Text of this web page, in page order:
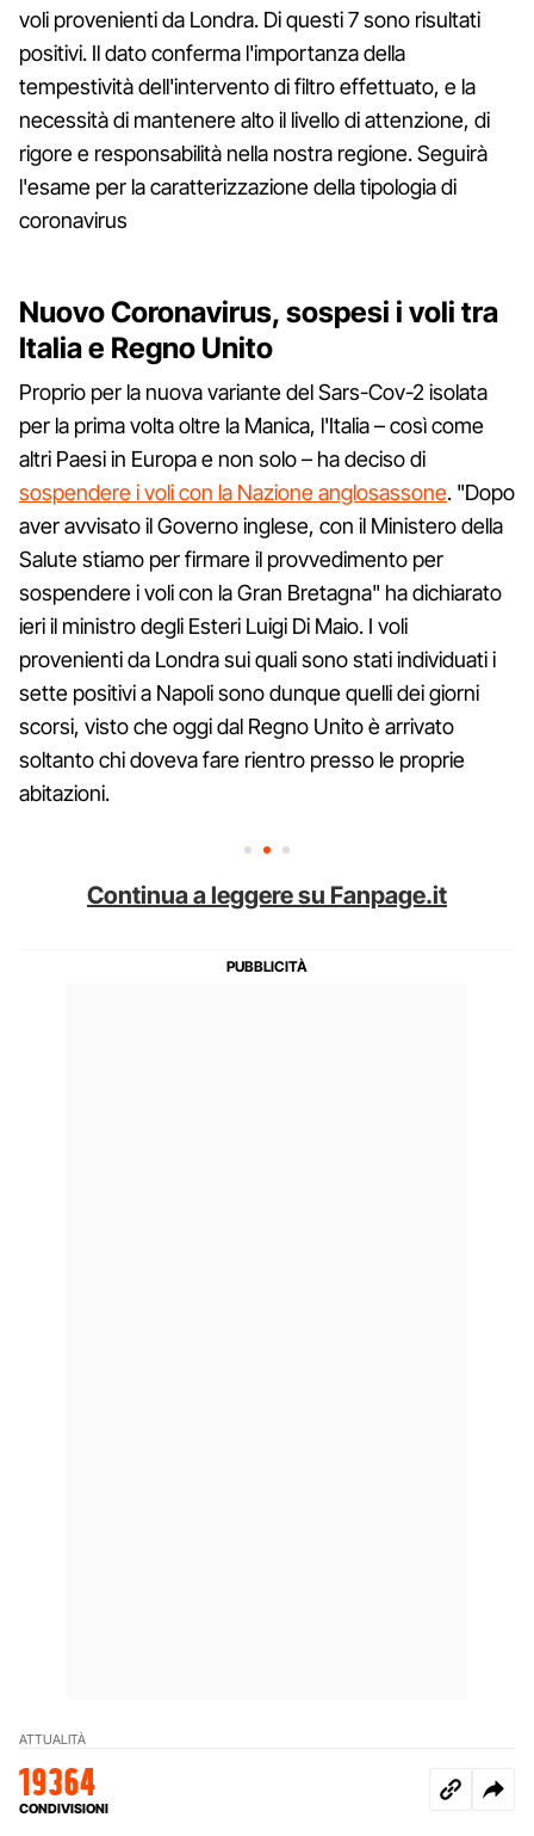
voli provenienti da Londra. Di questi 7 sono risultati
positivi. Il dato conferma l'importanza della
tempestività dell'intervento di filtro effettuato, e la
necessità di mantenere alto il livello di attenzione, di
rigore e responsabilità nella nostra regione. Seguirà
l'esame per la caratterizzazione della tipologia di
coronavirus
Nuovo Coronavirus, sospesi i voli tra
Italia e Regno Unito
Proprio per la nuova variante del Sars-Cov-2 isolata
per la prima volta oltre la Manica, l'Italia – così come
altri Paesi in Europa e non solo – ha deciso di
sospendere i voli con la Nazione anglosassone. "Dopo
aver avvisato il Governo inglese, con il Ministero della
Salute stiamo per firmare il provvedimento per
sospendere i voli con la Gran Bretagna" ha dichiarato
ieri il ministro degli Esteri Luigi Di Maio. I voli
provenienti da Londra sui quali sono stati individuati i
sette positivi a Napoli sono dunque quelli dei giorni
scorsi, visto che oggi dal Regno Unito è arrivato
soltanto chi doveva fare rientro presso le proprie
abitazioni.
Continua a leggere su Fanpage.it
ATTUALITÀ
19364
CONDIVISIONI